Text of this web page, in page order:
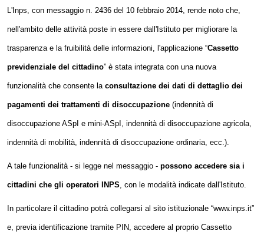
L'Inps, con messaggio n. 2436 del 10 febbraio 2014, rende noto che,
nell'ambito delle attività poste in essere dall'Istituto per migliorare la
trasparenza e la fruibilità delle informazioni, l'applicazione “Cassetto
previdenziale del cittadino” è stata integrata con una nuova
funzionalità che consente la consultazione dei dati di dettaglio dei
pagamenti dei trattamenti di disoccupazione (indennità di
disoccupazione ASpI e mini-ASpI, indennità di disoccupazione agricola,
indennità di mobilità, indennità di disoccupazione ordinaria, ecc.).
A tale funzionalità - si legge nel messaggio - possono accedere sia i
cittadini che gli operatori INPS, con le modalità indicate dall'Istituto.
In particolare il cittadino potrà collegarsi al sito istituzionale “www.inps.it”
e, previa identificazione tramite PIN, accedere al proprio Cassetto